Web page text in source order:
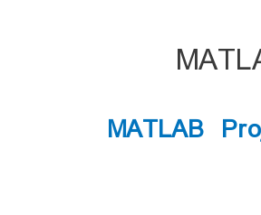
MATLAB